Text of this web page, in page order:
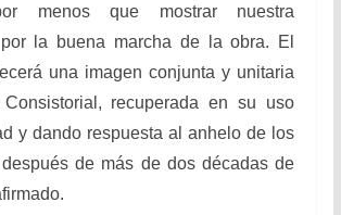
menos que mostrar nuestra
la buena marcha de la obra. El
una imagen conjunta y unitaria
recuperada en su uso
y dando respuesta al anhelo de los
de más de dos décadas de